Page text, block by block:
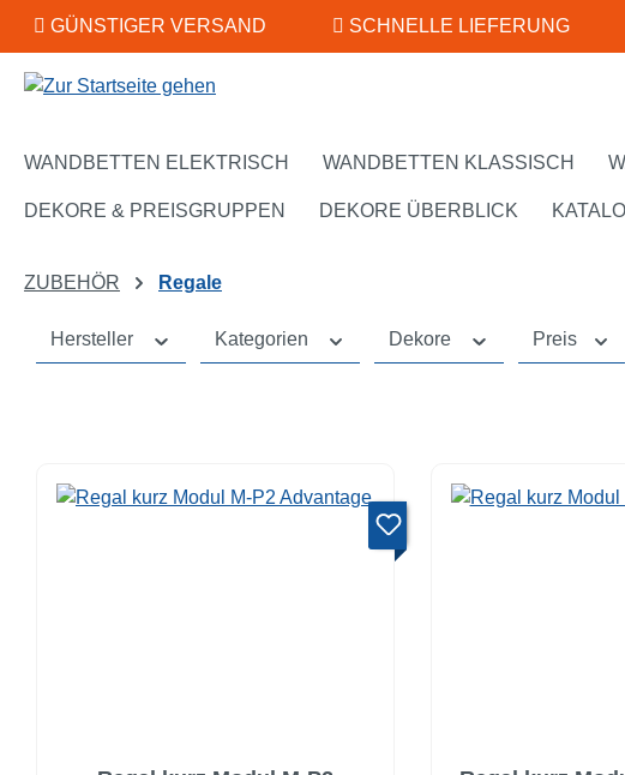
Hauptinhalt springen
Zur Suche springen
Zur Hauptnavigation springen
GÜNSTIGER VERSAND SCHNELLE LIEFERUNG
WANDBETTEN ELEKTRISCH WANDBETTEN KLASSISCH
DEKORE & PREISGRUPPEN DEKORE ÜBERBLICK
ZUBEHÖR Regale
Hersteller Kategorien Dekore Preis